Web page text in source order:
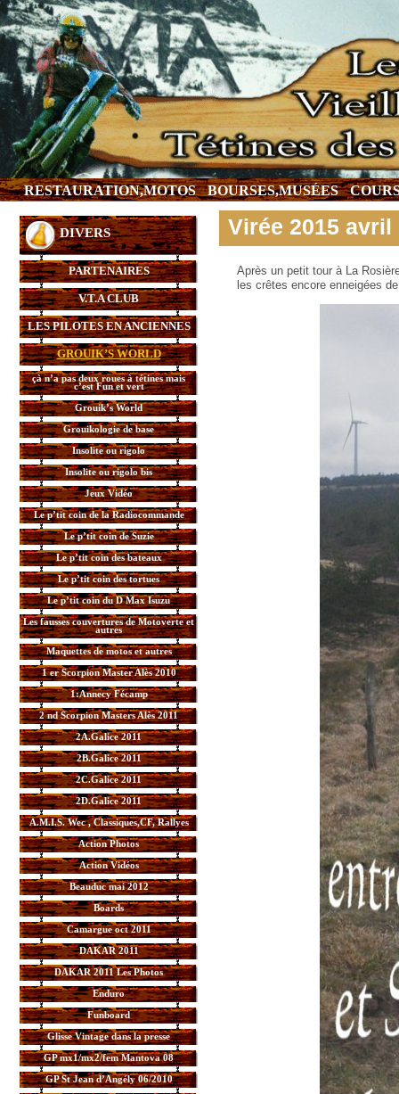
RESTAURATION,MOTOS BOURSES,MUSÉES
DIVERS
PARTENAIRES
V.T.A CLUB
LES PILOTES EN ANCIENNES
GROUIK’S WORLD
çà n’a pas deux roues à tétines mais
c’est Fun et vert
Grouik’s World
Grouikologie de base
Insolite ou rigolo
Insolite ou rigolo bis
Jeux Vidéo
Le p’tit coin de la Radiocommande
Le p’tit coin de Suzie
Le p’tit coin des bateaux
Le p’tit coin des tortues
Le p’tit coin du D Max Isuzu
Les fausses couvertures de Motoverte et
autres
Maquettes de motos et autres
1 er Scorpion Master Alès 2010
1:Annecy Fécamp
2 nd Scorpion Masters Alès 2011
2A.Galice 2011
2B.Galice 2011
2C.Galice 2011
2D.Galice 2011
A.M.I.S. Wec , Classiques,CF, Rallyes
Action Photos
Action Vidéos
Beauduc mai 2012
Boards
Camargue oct 2011
DAKAR 2011
DAKAR 2011 Les Photos
Enduro
Funboard
Glisse Vintage dans la presse
GP mx1/mx2/fem Mantova 08
GP St Jean d’Angély 06/2010
Virée 2015 avril
Après un petit tour à La
les crêtes encore enneigées